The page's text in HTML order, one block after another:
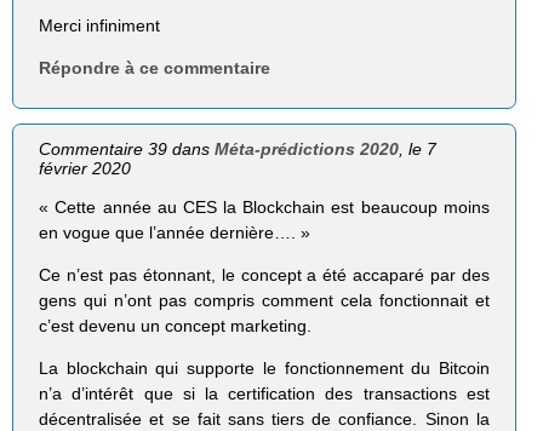
Merci infiniment
Répondre à ce commentaire
Commentaire 39 dansMéta-prédictions 2020 , le 7
février 2020
« Cette année au CES la Blockchain est beaucoup moins
en vogue que l’année dernière…. »
Ce n’est pas étonnant, le concept a été accaparé par des
gens qui n’ont pas compris comment cela fonctionnait et
c’est devenu un concept marketing.
La blockchain qui supporte le fonctionnement du Bitcoin
n’a d’intérêt que si la certification des transactions est
décentralisée et se fait sans tiers de confiance. Sinon la